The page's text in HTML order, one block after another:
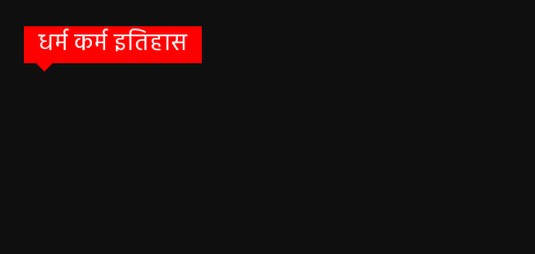
धर्म कर्म इतिहास